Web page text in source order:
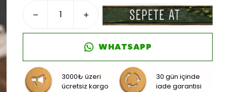
WHATSAPP
3000₺ üzeri
ücretsiz kargo
30 gün içinde
iade garantisi